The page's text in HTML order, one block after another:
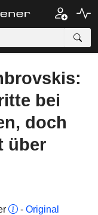
bei
doch
über
- Original